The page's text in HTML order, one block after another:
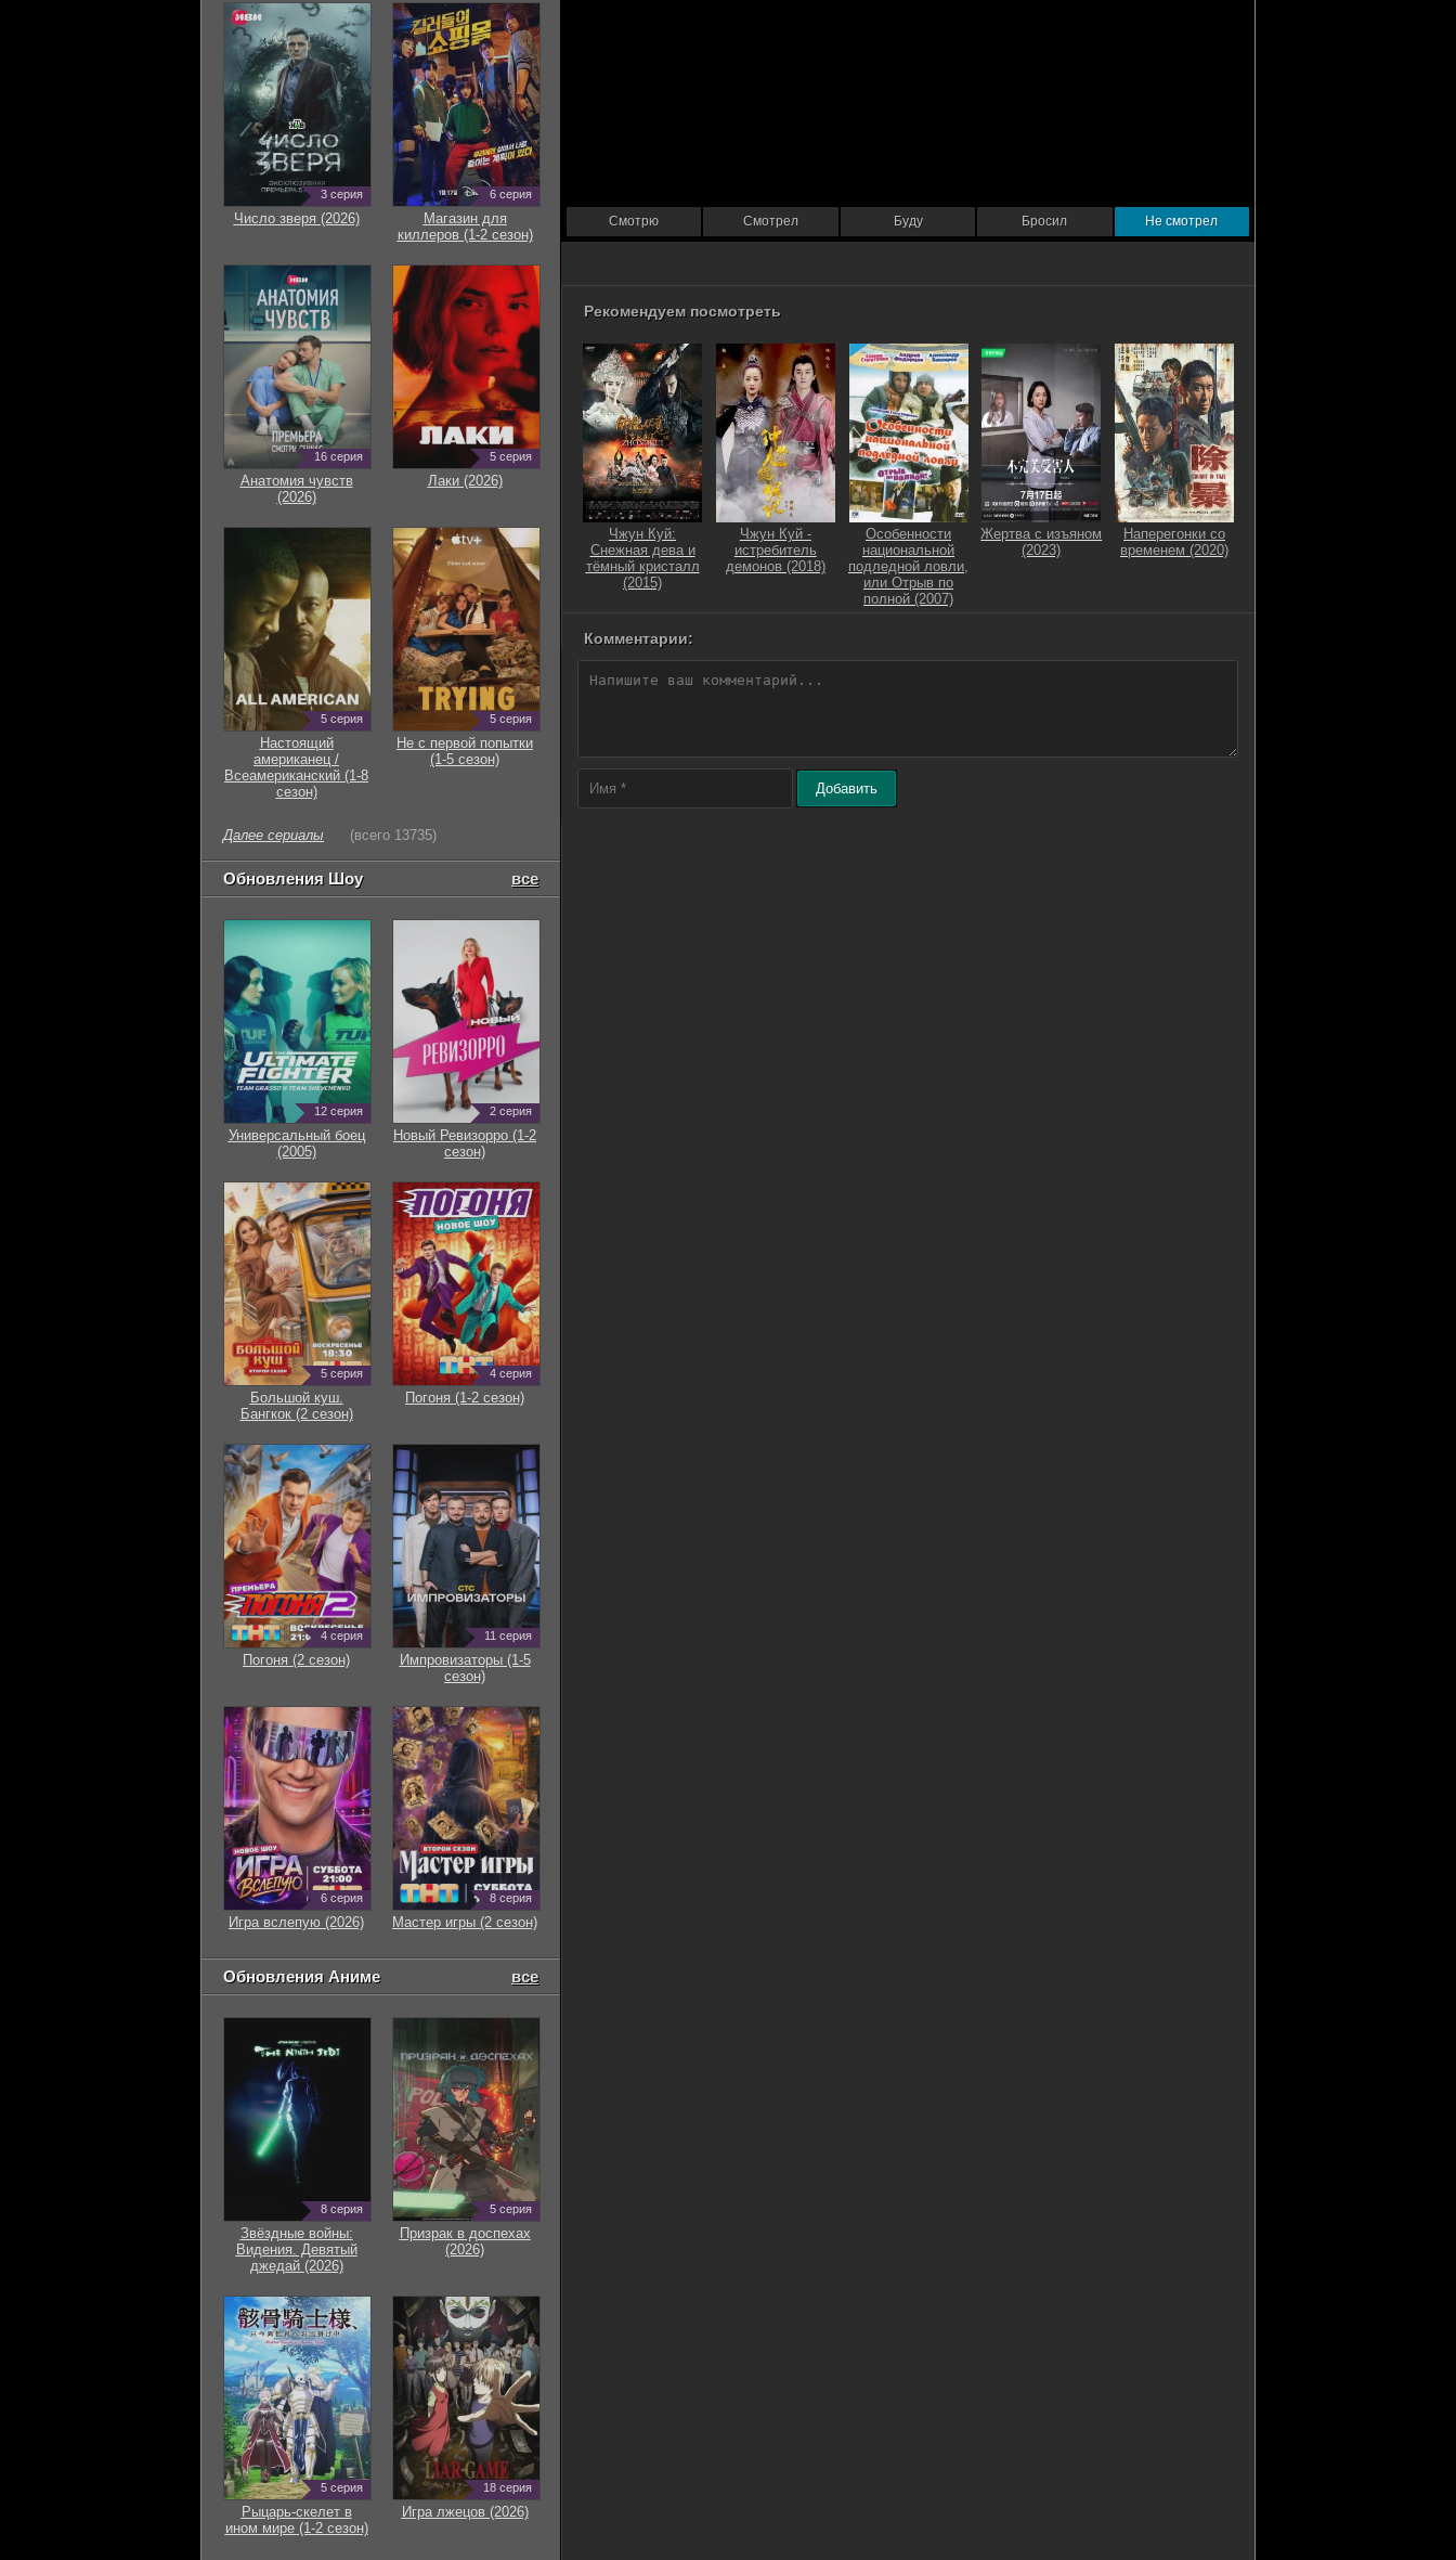
Смотрю Смотрел Буду Бросил Не смотрел
Рекомендуем посмотреть
Чжун Куй:
Снежная дева и
тёмный кристалл
(2015)
Чжун Куй -
истребитель
демонов (2018)
Особенности
национальной
подледной ловли,
или Отрыв по
полной (2007)
Жертва с изъяном
(2023)
Наперегонки со
временем (2020)
Комментарии:
Добавить
3 серия
Число зверя (2026)
6 серия
Магазин для
киллеров (1-2 сезон)
16 серия
Анатомия чувств
(2026)
5 серия
Лаки (2026)
5 серия
Настоящий
американец /
Всеамериканский (1-8
сезон)
5 серия
Не с первой попытки
(1-5 сезон)
Далее сериалы (всего 13735)
Обновления Шоу все
12 серия
Универсальный боец
(2005)
2 серия
Новый Ревизорро (1-2
сезон)
5 серия
Большой куш.
Бангкок (2 сезон)
4 серия
Погоня (1-2 сезон)
4 серия
Погоня (2 сезон)
11 серия
Импровизаторы (1-5
сезон)
6 серия
Игра вслепую (2026)
8 серия
Мастер игры (2 сезон)
Обновления Аниме все
8 серия
Звёздные войны:
Видения. Девятый
джедай (2026)
5 серия
Призрак в доспехах
(2026)
5 серия
Рыцарь-скелет в
ином мире (1-2 сезон)
18 серия
Игра лжецов (2026)